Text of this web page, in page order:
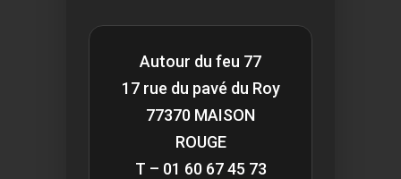
Autour du feu 77
17 rue du pavé du Roy
77370 MAISON
ROUGE
T – 01 60 67 45 73